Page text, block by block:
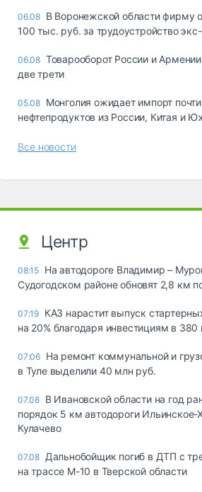
06.08 В Воронежской области фирму
100 тыс. руб. за трудоустройство
06.08 Товарооборот России и
две трети
05.08 Монголия ожидает импорт
нефтепродуктов из России, Китая и
Все новости
Центр
08:15 На автодороге Владимир –
Судогодском районе обновят 2,8 км
07:19 КАЗ нарастит выпуск
на 20% благодаря инвестициям в
07:06 На ремонт коммунальной и
в Туле выделили 40 млн руб.
07.08 В Ивановской области на год
порядок 5 км автодороги Ильинское-
Кулачево
07.08 Дальнобойщик погиб в ДТП с
на трассе М-10 в Тверской области